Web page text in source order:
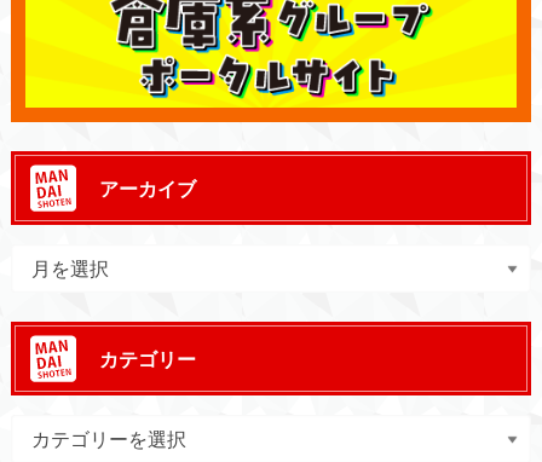
アーカイブ
カテゴリー